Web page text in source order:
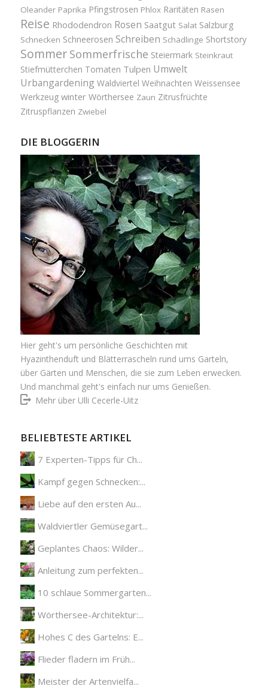
Oleander Paprika Pfingstrosen Phlox Raritäten Rasen
Reise Rhododendron Rosen Saatgut Salat Salzburg
Schnecken Schneerosen Schreiben Schädlinge Shortstory
Sommer Sommerfrische Steiermark Steinkraut
Stiefmütterchen Tomaten Tulpen Umwelt
Urbangardening Waldviertel Weihnachten Weissensee
Werkzeug winter Wörthersee Zaun Zitrusfrüchte
Zitruspflanzen Zwiebel
DIE BLOGGERIN
Hier geht's um persönliche Geschichten mit
Hyazinthenduft und Blätterrascheln rund ums Garteln,
über Gärten und Menschen, die sie zum Leben erwecken.
Und manchmal geht's einfach nur ums Genießen.
Mehr über Ulli Cecerle-Uitz
BELIEBTESTE ARTIKEL
7 Experten-Tipps für Ch...
Kampf gegen Schnecken:...
Liebe auf den ersten Au...
Waldviertler Gemüsegart...
Geplantes Chaos: Wilder...
Anleitung zum perfekten...
10 schlaue Sommergarten...
Wörthersee-Architektur:...
Hohes C des Gartelns: E...
Flieder fladern im Früh...
Meister der Artenvielfa...